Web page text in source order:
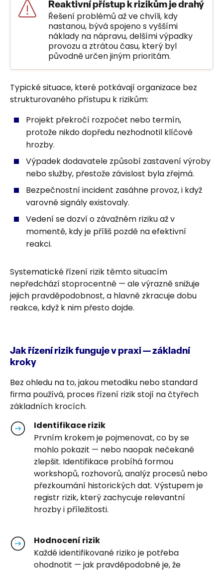
Reaktivní přístup k rizikům je drahý
Řešení problémů až ve chvíli, kdy
nastanou, bývá spojeno s vyššími
náklady na nápravu, delšími výpadky
provozu a ztrátou času, který byl
původně určen jiným prioritám.
Typické situace, které potkávají organizace bez
strukturovaného přístupu k rizikům:
Projekt překročí rozpočet nebo termín,
protože nikdo dopředu nezhodnotil klíčové
hrozby.
Výpadek dodavatele způsobí zastavení výroby
nebo služby, přestože závislost byla zřejmá.
Bezpečnostní incident zasáhne provoz, i když
varovné signály existovaly.
Vedení se dozví o závažném riziku až v
momentě, kdy je příliš pozdě na efektivní
reakci.
Systematické řízení rizik těmto situacím
nepředchází stoprocentně — ale výrazně snižuje
jejich pravděpodobnost, a hlavně zkracuje dobu
reakce, když k nim přesto dojde.
Jak řízení rizik funguje v praxi — základní
kroky
Bez ohledu na to, jakou metodiku nebo standard
firma používá, proces řízení rizik stojí na čtyřech
základních krocích.
Identifikace rizik
Prvním krokem je pojmenovat, co by se
mohlo pokazit — nebo naopak nečekaně
zlepšit. Identifikace probíhá formou
workshopů, rozhovorů, analýz procesů nebo
přezkoumání historických dat. Výstupem je
registr rizik, který zachycuje relevantní
hrozby i příležitosti.
Hodnocení rizik
Každé identifikované riziko je potřeba
ohodnotit — jak pravděpodobné je, že